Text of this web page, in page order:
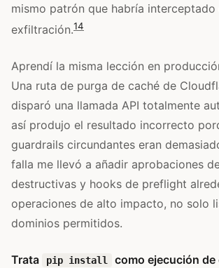
mismo patrón que habría interceptado
exfiltración.14
Aprendí la misma lección en
Una ruta de purga de caché de
disparó una llamada API totalmente
así produjo el resultado incorrecto
guardrails circundantes eran
falla me llevó a añadir aprobaciones
destructivas y hooks de preflight
operaciones de alto impacto, no solo
dominios permitidos.
Trata pip install como ejecución de